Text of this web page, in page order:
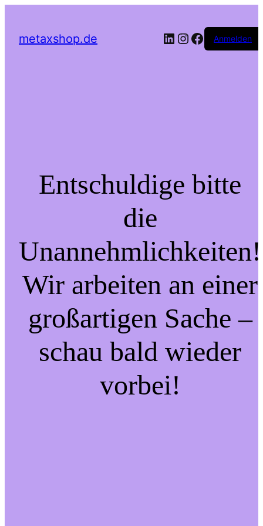
metaxshop.de LinkedIn
Instagram
Facebook
Anmelden
Entschuldige bitte
die
Unannehmlichkeiten!
Wir arbeiten an einer
großartigen Sache –
schau bald wieder
vorbei!